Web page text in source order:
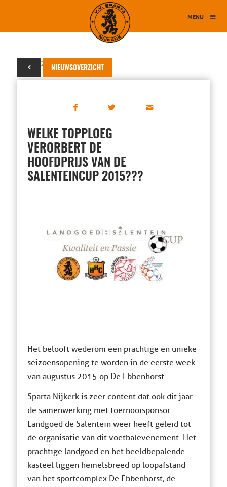
MENU
NIEUWSOVERZICHT
26 juni 2015
WELKE TOPPLOEG
VERORBERT DE
HOOFDPRIJS VAN DE
SALENTEINCUP 2015???
Het belooft wederom een prachtige en unieke
seizoensopening te worden in de eerste week
van augustus 2015 op De Ebbenhorst.
Sparta Nijkerk is zeer content dat ook dit jaar
de samenwerking met toernooisponsor
Landgoed de Salentein weer heeft geleid tot
de organisatie van dit voetbalevenement. Het
prachtige landgoed en het beeldbepalende
kasteel liggen hemelsbreed op loopafstand
van het sportcomplex De Ebbenhorst, de